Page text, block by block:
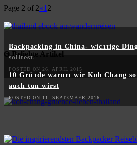
Page 2 of 2«1 2
Θ Beliebte Artikel
Backpacking in China- wichtige
solltest.
POSTED ON 26. APRIL 2015
10 Gründe warum wir Koh Chang
auch tun wirst
POSTED ON 11. SEPTEMBER 2016